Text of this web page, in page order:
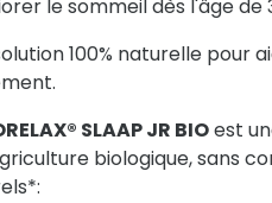
le sommeil dès l'âge de
100% naturelle pour
SLAAP JR BIOest
biologique, sans